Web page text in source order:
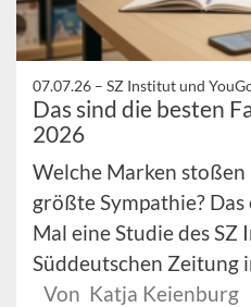
07.07.26 – SZ Institut und
Das sind die besten
2026
Welche Marken
größte Sympathie?
Mal eine Studie des SZ
Süddeutschen Zeitung
Von Katja Keienburg